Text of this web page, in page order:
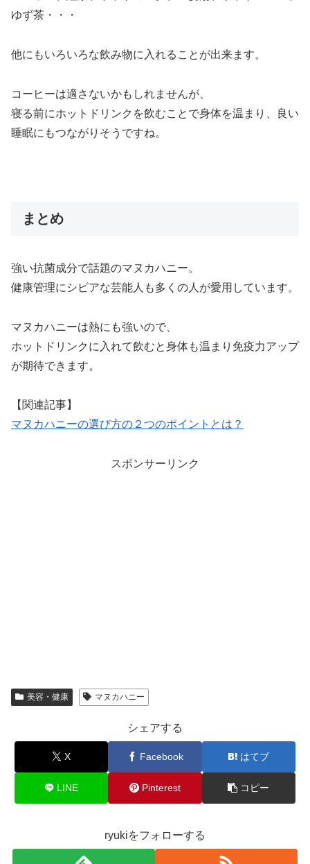
ゆず茶・・・
他にもいろいろな飲み物に入れることが出来ます。
コーヒーは適さないかもしれませんが、
寝る前にホットドリンクを飲むことで身体を温まり、良い
睡眠にもつながりそうですね。
まとめ
強い抗菌成分で話題のマヌカハニー。
健康管理にシビアな芸能人も多くの人が愛用しています。
マヌカハニーは熱にも強いので、
ホットドリンクに入れて飲むと身体も温まり免疫力アップ
が期待できます。
【関連記事】
マヌカハニーの選び方の２つのポイントとは？
スポンサーリンク
美容・健康 マヌカハニー
シェアする
X Facebook はてブ
LINE Pinterest コピー
ryukiをフォローする